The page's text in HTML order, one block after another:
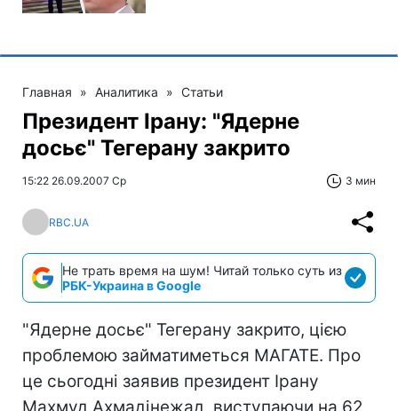
Главная » Аналитика » Статьи
Президент Ірану: "Ядерне
досьє" Тегерану закрито
15:22 26.09.2007 Ср 3 мин
RBC.UA
Не трать время на шум! Читай только суть из
РБК-Украина в Google
"Ядерне досьє" Тегерану закрито, цією
проблемою займатиметься МАГАТЕ. Про
це сьогодні заявив президент Ірану